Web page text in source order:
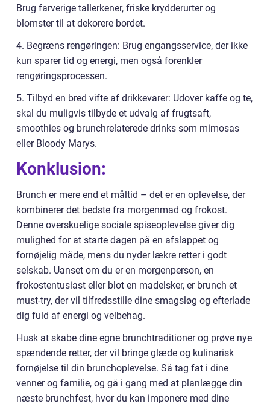
Brug farverige tallerkener, friske krydderurter og
blomster til at dekorere bordet.
4. Begræns rengøringen: Brug engangsservice, der ikke
kun sparer tid og energi, men også forenkler
rengøringsprocessen.
5. Tilbyd en bred vifte af drikkevarer: Udover kaffe og te,
skal du muligvis tilbyde et udvalg af frugtsaft,
smoothies og brunchrelaterede drinks som mimosas
eller Bloody Marys.
Konklusion:
Brunch er mere end et måltid – det er en oplevelse, der
kombinerer det bedste fra morgenmad og frokost.
Denne overskuelige sociale spiseoplevelse giver dig
mulighed for at starte dagen på en afslappet og
fornøjelig måde, mens du nyder lækre retter i godt
selskab. Uanset om du er en morgenperson, en
frokostentusiast eller blot en madelsker, er brunch et
must-try, der vil tilfredsstille dine smagsløg og efterlade
dig fuld af energi og velbehag.
Husk at skabe dine egne brunchtraditioner og prøve nye
spændende retter, der vil bringe glæde og kulinarisk
fornøjelse til din brunchoplevelse. Så tag fat i dine
venner og familie, og gå i gang med at planlægge din
næste brunchfest, hvor du kan imponere med dine